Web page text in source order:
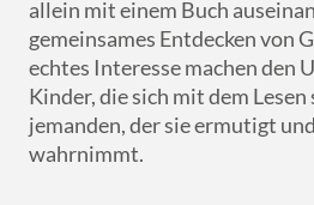
allein mit einem Buch
gemeinsames Entdecken von
echtes Interesse machen den
Kinder, die sich mit dem
jemanden, der sie ermutigt
wahrnimmt.